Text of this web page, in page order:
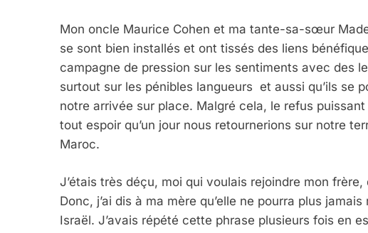
Mon oncle Maurice Cohen et ma tante-sa-sœur
se sont bien installés et ont tissés des liens
campagne de pression sur les sentiments avec des
surtout sur les pénibles langueurs et aussi qu’ils se
notre arrivée sur place. Malgré cela, le refus
tout espoir qu’un jour nous retournerions sur notre
Maroc.
J’étais très déçu, moi qui voulais rejoindre mon
Donc, j’ai dis à ma mère qu’elle ne pourra plus
Israël. J’avais répété cette phrase plusieurs fois en